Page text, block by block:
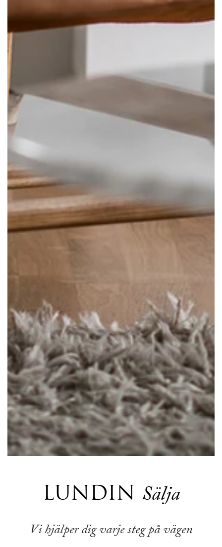
LUNDIN Sälja
Vi hjälper dig varje steg på vägen